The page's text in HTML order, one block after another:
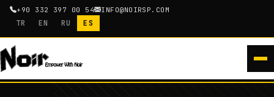
+90 332 397 00 54 INFO@NOIRSP.COM
TR EN RU ES